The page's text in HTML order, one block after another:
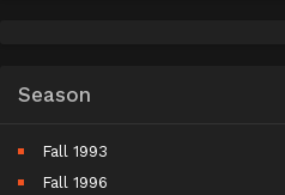
Season
Fall 1993
Fall 1996